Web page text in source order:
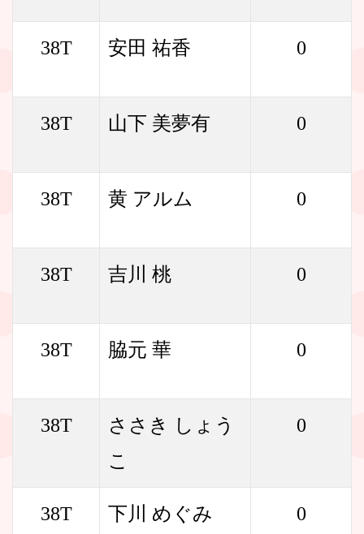
38T 安田 祐香 0
38T 山下 美夢有 0
38T 黄 アルム 0
38T 吉川 桃 0
38T 脇元 華 0
38T
ささき しょう
こ
0
38T 下川 めぐみ 0